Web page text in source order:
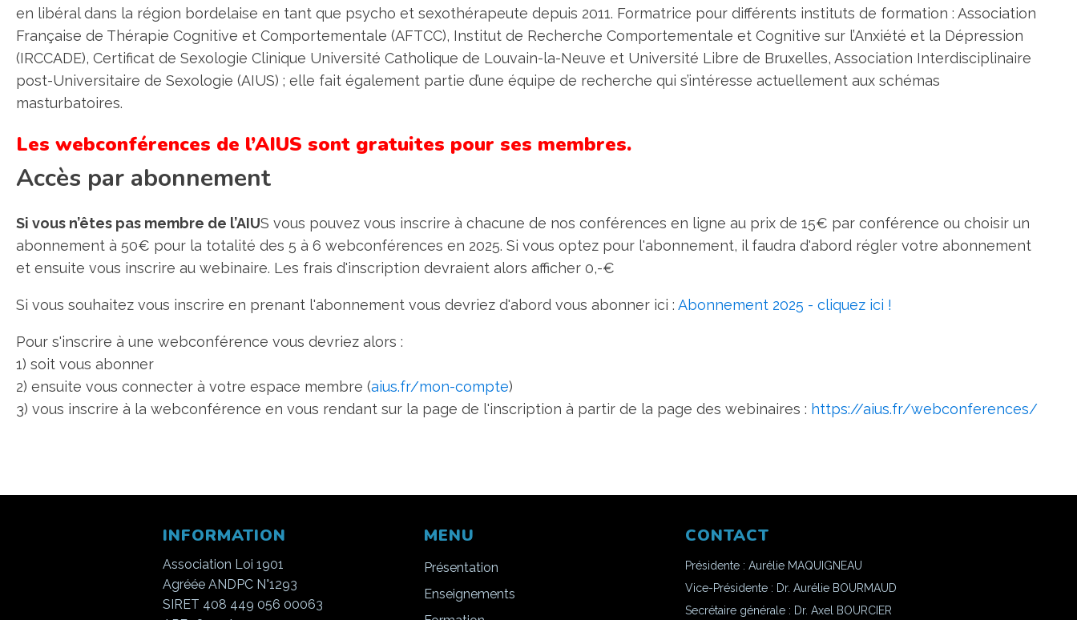
en libéral dans la région bordelaise en tant que psycho et sexothérapeute depuis 2011. Formatrice pour différents instituts de formation : Association
Française de Thérapie Cognitive et Comportementale (AFTCC), Institut de Recherche Comportementale et Cognitive sur l’Anxiété et la Dépression
(IRCCADE), Certificat de Sexologie Clinique Université Catholique de Louvain-la-Neuve et Université Libre de Bruxelles, Association Interdisciplinaire
post-Universitaire de Sexologie (AIUS) ; elle fait également partie d’une équipe de recherche qui s’intéresse actuellement aux schémas
masturbatoires.
Les webconférences de l’AIUS sont gratuites pour ses membres.
Accès par abonnement
Si vous n’êtes pas membre de l’AIUS vous pouvez vous inscrire à chacune de nos conférences en ligne au prix de 15€ par conférence ou choisir un
abonnement à 50€ pour la totalité des 5 à 6 webconférences en 2025. Si vous optez pour l'abonnement, il faudra d'abord régler votre abonnement
et ensuite vous inscrire au webinaire. Les frais d'inscription devraient alors afficher 0,-€
Si vous souhaitez vous inscrire en prenant l'abonnement vous devriez d'abord vous abonner ici : Abonnement 2025 - cliquez ici !
Pour s'inscrire à une webconférence vous devriez alors :
1) soit vous abonner
2) ensuite vous connecter à votre espace membre (aius.fr/mon-compte)
3) vous inscrire à la webconférence en vous rendant sur la page de l'inscription à partir de la page des webinaires : https://aius.fr/webconferences/
INFORMATION
Association Loi 1901
Agréée ANDPC N°1293
SIRET 408 449 056 00063
MENU
Présentation
Enseignements
CONTACT
Présidente : Aurélie MAQUIGNEAU
Vice-Présidente : Dr. Aurélie BOURMAUD
Secrétaire générale : Dr. Axel BOURCIER